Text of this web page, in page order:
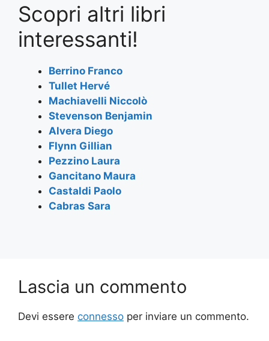
c
e
b
o
o
k
itt
er
at
s
A
p
p
e
gr
a
m
ai
l
ar
Scopri altri libri
interessanti!
Berrino Franco
Tullet Hervé
Machiavelli Niccolò
Stevenson Benjamin
Alvera Diego
Flynn Gillian
Pezzino Laura
Gancitano Maura
Castaldi Paolo
Cabras Sara
Lascia un commento
Devi essere connesso per inviare un commento.